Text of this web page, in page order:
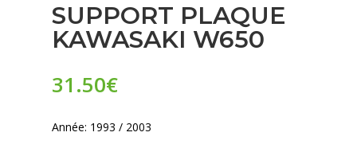
SUPPORT PLAQUE
KAWASAKI W650
31.50€
Année: 1993 / 2003